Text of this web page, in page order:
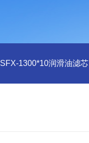
SFX-1300*10润滑油滤芯